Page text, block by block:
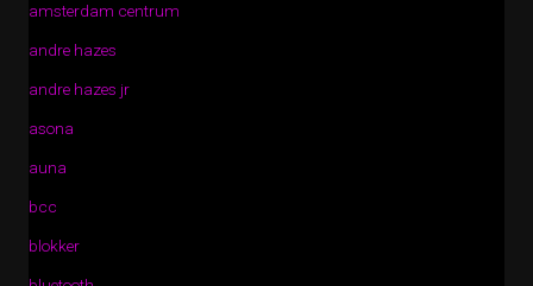
amsterdam centrum
andre hazes
andre hazes jr
asona
auna
bcc
blokker